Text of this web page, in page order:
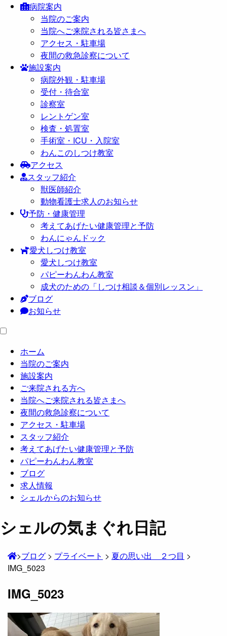
病院案内
当院のご案内
当院へご来院される皆さまへ
アクセス・駐車場
夜間の救急診察について
施設案内
病院外観・駐車場
受付・待合室
診察室
レントゲン室
検査・処置室
手術室・ICU・入院室
わんこのしつけ教室
アクセス
スタッフ紹介
獣医師紹介
動物看護士求人のお知らせ
予防・健康管理
考えてあげたい健康管理と予防
わんにゃんドック
愛犬しつけ教室
愛犬しつけ教室
パピーわんわん教室
成犬のための「しつけ相談＆個別レッスン」
ブログ
お知らせ
ホーム
当院のご案内
施設案内
ご来院される方へ
当院へご来院される皆さまへ
夜間の救急診察について
アクセス・駐車場
スタッフ紹介
考えてあげたい健康管理と予防
パピーわんわん教室
ブログ
求人情報
シェルからのお知らせ
シェルの気まぐれ日記
>ブログ > プライベート > 夏の思い出 ２つ目 >
IMG_5023
IMG_5023